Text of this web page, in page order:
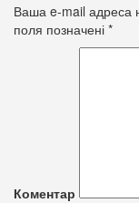
Ваша e-mail адреса
поля позначені *
Коментар